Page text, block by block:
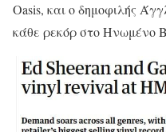
Oasis, και ο δημοφιλής
κάθε ρεκόρ στο Ηνωμένο